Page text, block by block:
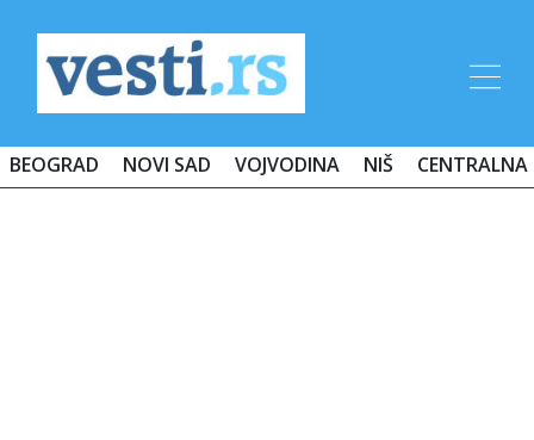
BEOGRAD NOVI SAD VOJVODINA NIŠ CENTRALNA